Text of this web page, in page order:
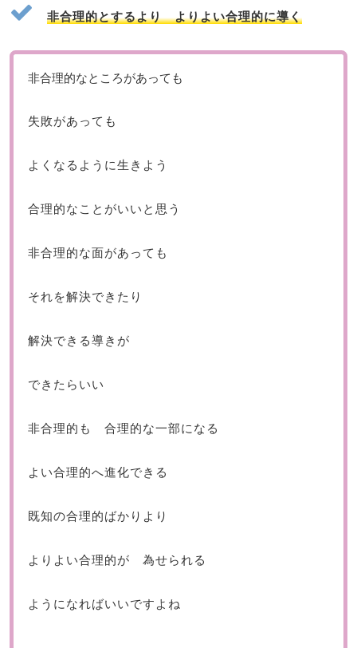
非合理的とするより よりよい合理的に導く
非合理的なところがあっても
失敗があっても
よくなるように生きよう
合理的なことがいいと思う
非合理的な面があっても
それを解決できたり
解決できる導きが
できたらいい
非合理的も 合理的な一部になる
よい合理的へ進化できる
既知の合理的ばかりより
よりよい合理的が 為せられる
ようになればいいですよね